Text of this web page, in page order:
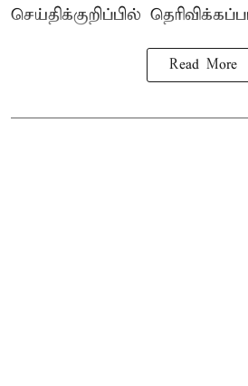
செய்திக்குறிப்பில்
Read More